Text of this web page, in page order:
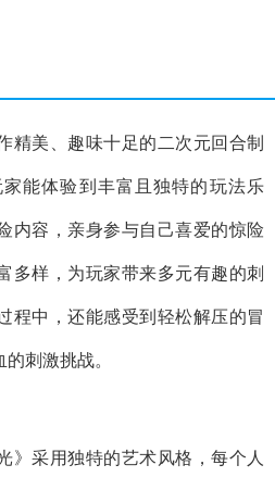
精美、趣味十足的二次元回合制
能体验到丰富且独特的玩法乐
内容，亲身参与自己喜爱的惊险
多样，为玩家带来多元有趣的刺
程中，还能感受到轻松解压的冒
刺激挑战。
》采用独特的艺术风格，每个人